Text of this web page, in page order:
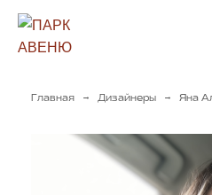
Главная → Дизайнеры → Яна